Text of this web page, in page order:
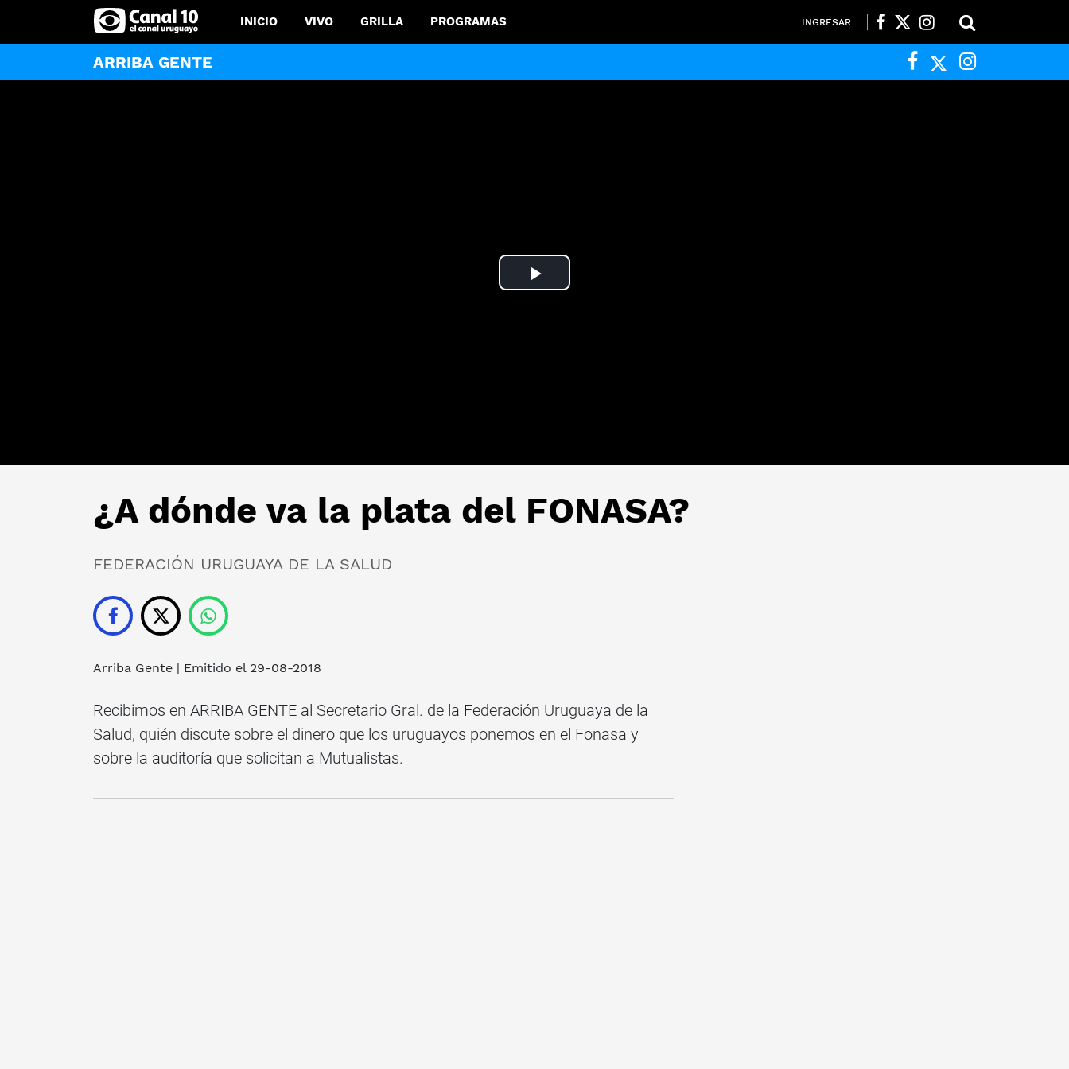
INICIO VIVO GRILLA PROGRAMAS INGRESAR
ARRIBA GENTE
Play
¿A dónde va la plata del FONASA?
FEDERACIÓN URUGUAYA DE LA SALUD
Arriba Gente | Emitido el 29-08-2018
Recibimos en ARRIBA GENTE al Secretario Gral. de la Federación Uruguaya de la
Salud, quién discute sobre el dinero que los uruguayos ponemos en el Fonasa y
sobre la auditoría que solicitan a Mutualistas.